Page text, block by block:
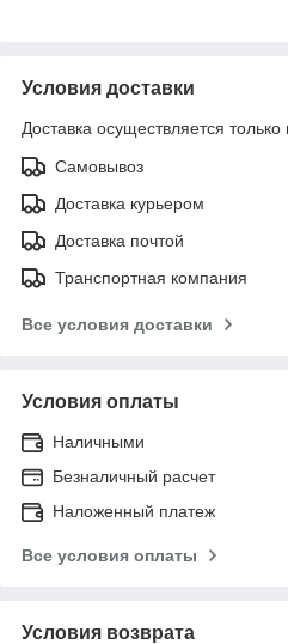
Условия доставки
Доставка осуществляется только
Самовывоз
Доставка курьером
Доставка почтой
Транспортная компания
Все условия доставки
Условия оплаты
Наличными
Безналичный расчет
Наложенный платеж
Все условия оплаты
Условия возврата